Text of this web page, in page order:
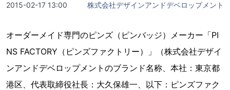
2015-02-17 13:00 株式会社デザインアンドデベロップメント
オーダーメイド専門のピンズ（ピンバッジ）メーカー「PI
NS FACTORY（ピンズファクトリー）」（株式会社デザイ
ンアンドデベロップメントのブランド名称、本社：東京都
港区、代表取締役社長：大久保雄一、以下：ピンズファク